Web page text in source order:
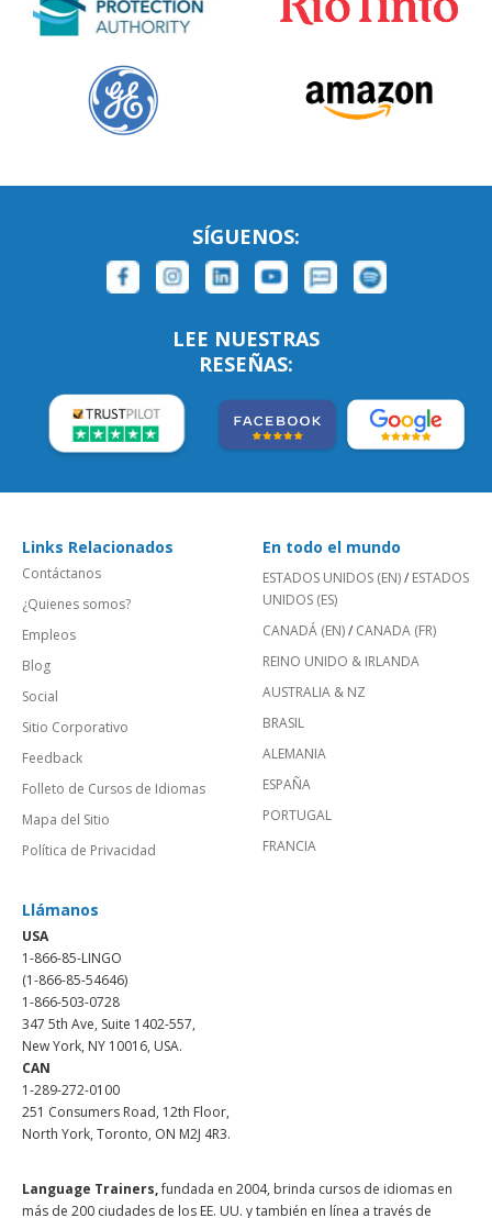
SÍGUENOS:
LEE NUESTRAS
RESEÑAS:
Links Relacionados
Contáctanos
¿Quienes somos?
Empleos
Blog
Social
Sitio Corporativo
Feedback
Folleto de Cursos de Idiomas
Mapa del Sitio
Política de Privacidad
En todo el mundo
ESTADOS UNIDOS (EN)/ ESTADOS
UNIDOS (ES)
CANADÁ (EN)/ CANADA (FR)
REINO UNIDO & IRLANDA
AUSTRALIA & NZ
BRASIL
ALEMANIA
ESPAÑA
PORTUGAL
FRANCIA
Llámanos
USA
1-866-85-LINGO
(1-866-85-54646)
1-866-503-0728
347 5th Ave, Suite 1402-557,
New York, NY 10016, USA.
CAN
1-289-272-0100
251 Consumers Road, 12th Floor,
North York, Toronto, ON M2J 4R3.
Language Trainers,fundada en 2004, brinda cursos de idiomas en
más de 200 ciudades de los EE. UU. y también en línea a través de